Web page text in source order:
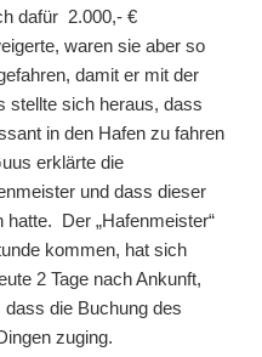
dafür 2.000,- €
waren sie aber so
damit er mit der
stellte sich heraus, dass
in den Hafen zu fahren
erklärte die
und dass dieser
hatte. Der „Hafenmeister“
kommen, hat sich
2 Tage nach Ankunft,
die Buchung des
zuging.